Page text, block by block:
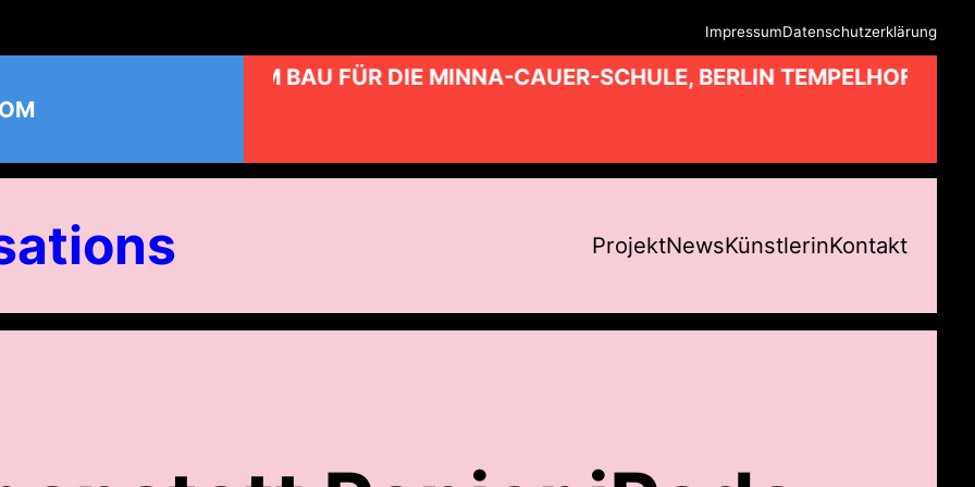
ImpressumDatenschutzerklärung
KUNST AM BAU FÜR DIE MINNA-CAUER-SCHULE, BERLIN TEMPELHOF //
ProjektNewsKünstlerinKontakt